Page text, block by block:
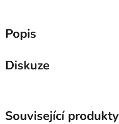
Popis
Diskuze
Související produkty